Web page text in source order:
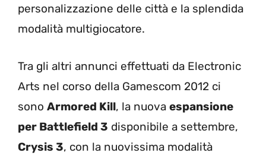
personalizzazione delle città e la splendida
modalità multigiocatore.
Tra gli altri annunci effettuati da Electronic
Arts nel corso della Gamescom 2012 ci
sono Armored Kill, la nuova espansione
per Battlefield 3 disponibile a settembre,
Crysis 3, con la nuovissima modalità